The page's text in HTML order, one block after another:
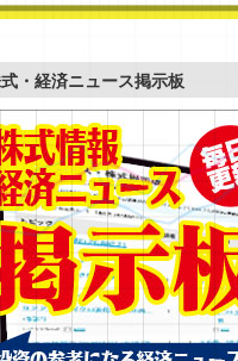
・経済ニュース掲示板